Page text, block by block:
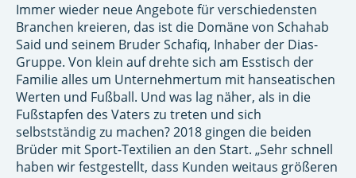
Immer wieder neue Angebote für verschiedensten
Branchen kreieren, das ist die Domäne von Schahab
Said und seinem Bruder Schafiq, Inhaber der Dias-
Gruppe. Von klein auf drehte sich am Esstisch der
Familie alles um Unternehmertum mit hanseatischen
Werten und Fußball. Und was lag näher, als in die
Fußstapfen des Vaters zu treten und sich
selbstständig zu machen? 2018 gingen die beiden
Brüder mit Sport-Textilien an den Start. „Sehr schnell
haben wir festgestellt, dass Kunden weitaus größeren